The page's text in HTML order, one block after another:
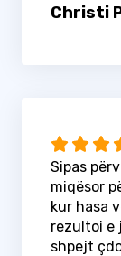
Christi
Sipas
miqësor
kur hasa
rezultoi e
shpejt